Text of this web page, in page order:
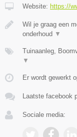
Website: https://
Wil je graag een
onderhoud ▼
Tuinaanleg,
▼
Er wordt gewerkt
Laatste facebook
Sociale media: